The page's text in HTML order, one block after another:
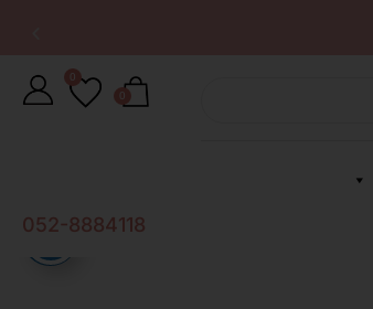
0
0
052-8884118